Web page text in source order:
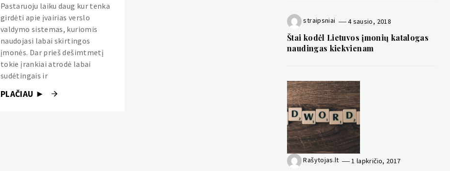
Pastaruoju laiku daug kur tenka
girdėti apie įvairias verslo
valdymo sistemas, kuriomis
naudojasi labai skirtingos
įmonės. Dar prieš dešimtmetį
tokie įrankiai atrodė labai
sudėtingais ir
PLAČIAU ►
straipsniai 4 sausio, 2018
Štai kodėl Lietuvos įmonių katalogas
naudingas kiekvienam
Rašytojas.lt 1 lapkričio, 2017